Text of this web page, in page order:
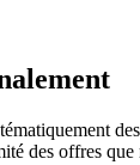
des offres